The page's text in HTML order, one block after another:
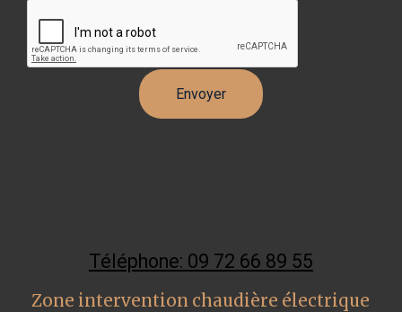
Téléphone: 09 72 66 89 55
Zone intervention chaudière électrique